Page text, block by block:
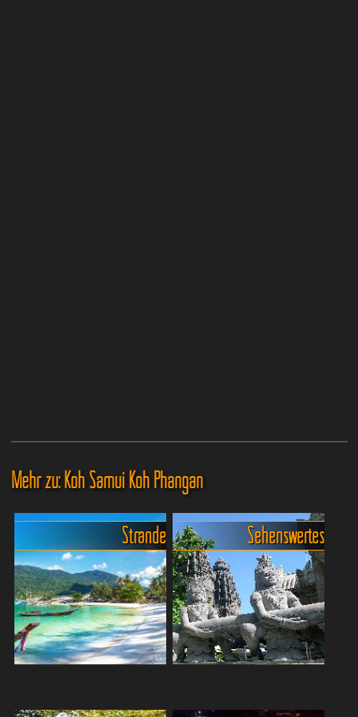
Mehr zu: Koh Samui Koh Phangan
Strände Sehenswertes